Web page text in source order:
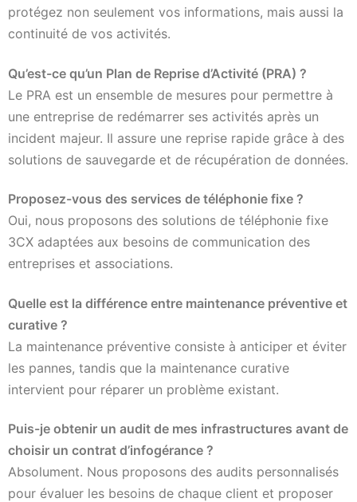
protégez non seulement vos informations, mais aussi la
continuité de vos activités.
Qu’est-ce qu’un Plan de Reprise d’Activité (PRA) ?
Le PRA est un ensemble de mesures pour permettre à
une entreprise de redémarrer ses activités après un
incident majeur. Il assure une reprise rapide grâce à des
solutions de sauvegarde et de récupération de données.
Proposez-vous des services de téléphonie fixe ?
Oui, nous proposons des solutions de téléphonie fixe
3CX adaptées aux besoins de communication des
entreprises et associations.
Quelle est la différence entre maintenance préventive et
curative ?
La maintenance préventive consiste à anticiper et éviter
les pannes, tandis que la maintenance curative
intervient pour réparer un problème existant.
Puis-je obtenir un audit de mes infrastructures avant de
choisir un contrat d’infogérance ?
Absolument. Nous proposons des audits personnalisés
pour évaluer les besoins de chaque client et proposer